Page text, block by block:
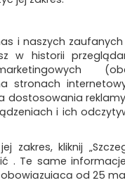
Delikatne mydło w
TENZI, zapach
Sapone Passion
3 dni
i naszych
w historii
stronach
dostosowania
i ich
kliknij
. Te same
od 25